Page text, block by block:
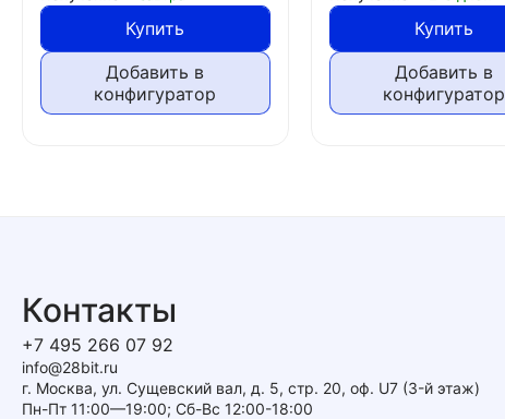
Купить
Добавить в
конфигуратор
Купить
Добавить в
конфигуратор
Контакты
+7 495 266 07 92
info@28bit.ru
г. Москва, ул. Сущевский вал, д. 5, стр. 20, оф. U7 (3-й этаж)
Пн-Пт 11:00—19:00; Сб-Вс 12:00-18:00